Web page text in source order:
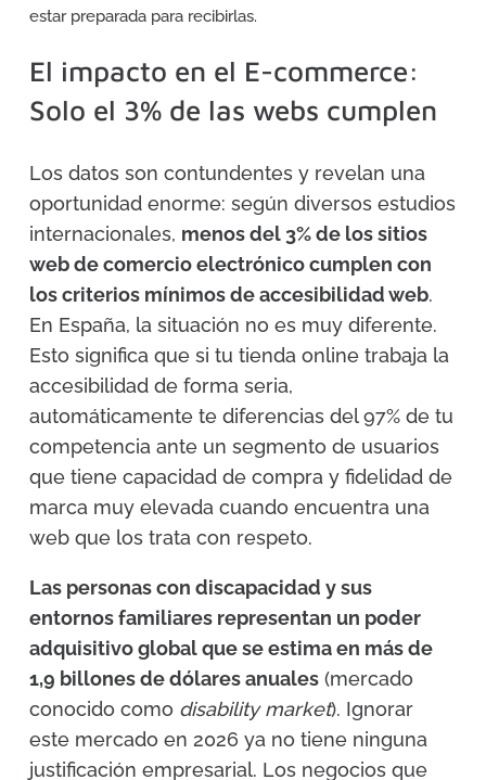
estar preparada para recibirlas.
El impacto en el E-commerce:
Solo el 3% de las webs cumplen
Los datos son contundentes y revelan una
oportunidad enorme: según diversos estudios
internacionales, menos del 3% de los sitios
web de comercio electrónico cumplen con
los criterios mínimos de accesibilidad web.
En España, la situación no es muy diferente.
Esto significa que si tu tienda online trabaja la
accesibilidad de forma seria,
automáticamente te diferencias del 97% de tu
competencia ante un segmento de usuarios
que tiene capacidad de compra y fidelidad de
marca muy elevada cuando encuentra una
web que los trata con respeto.
Las personas con discapacidad y sus
entornos familiares representan un poder
adquisitivo global que se estima en más de
1,9 billones de dólares anuales (mercado
conocido como disability market). Ignorar
este mercado en 2026 ya no tiene ninguna
justificación empresarial. Los negocios que